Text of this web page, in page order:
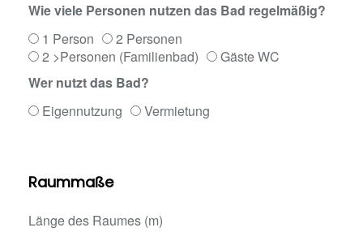
Wie viele Personen nutzen das Bad regelmäßig?
1 Person
2 Personen
2 >Personen (Familienbad)
Gäste WC
Wer nutzt das Bad?
Eigennutzung
Vermietung
Raummaße
Länge des Raumes (m)